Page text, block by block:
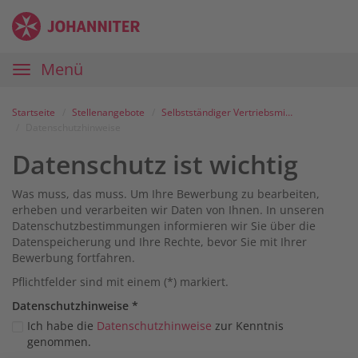
Zum
Inhalt
Anmelden
Zur
Navigation
Zur
Startseite
Karriereportal
Johanniter
Hauptnavigation
Menü
Startseite Stellenangebote
Selbstständiger Vertriebsmitarbeiter (m/w/d) Außendienst – Hausnotruf und soziale Dienste
Datenschutz ist wichtig
Was muss, das muss. Um Ihre Bewerbung zu bearbeiten,
erheben und verarbeiten wir Daten von Ihnen. In unseren
Datenschutzbestimmungen informieren wir Sie über die
Datenspeicherung und Ihre Rechte, bevor Sie mit Ihrer
Bewerbung fortfahren.
Pflichtfelder sind mit einem (*) markiert.
Datenschutz­hinweise *
Ich habe die Datenschutzhinweise zur Kenntnis
genommen.